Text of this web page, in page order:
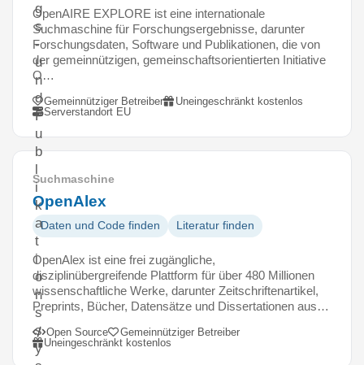
g
s
-
u
n
d
P
u
b
l
i
k
a
t
i
o
n
s
s
y
OpenAIRE EXPLORE ist eine internationale
Suchmaschine für Forschungsergebnisse, darunter
Forschungsdaten, Software und Publikationen, die von
der gemeinnützigen, gemeinschaftsorientierten Initiative
O…
Gemeinnütziger Betreiber
Uneingeschränkt kostenlos
Serverstandort EU
Suchmaschine
OpenAlex
Daten und Code finden Literatur finden
OpenAlex ist eine frei zugängliche,
disziplinübergreifende Plattform für über 480 Millionen
wissenschaftliche Werke, darunter Zeitschriftenartikel,
Preprints, Bücher, Datensätze und Dissertationen aus…
Open Source
Gemeinnütziger Betreiber
Uneingeschränkt kostenlos